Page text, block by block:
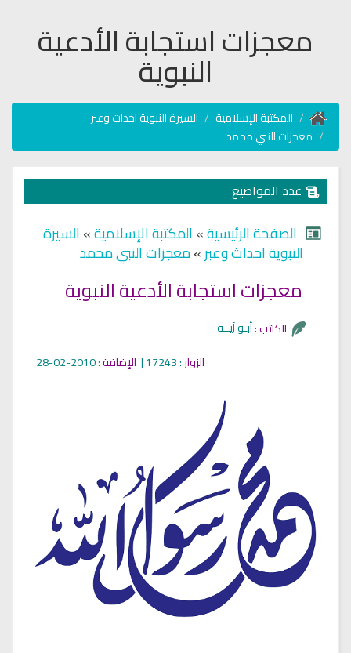
معجزات استجابة الأدعية
النبوية
المكتبة الإسلامية
السيرة النبوية احداث وعبر
معجزات النبي محمد
عدد المواضيع
الصفحة الرئيسية»المكتبة الإسلامية»السيرة
النبوية احداث وعبر»معجزات النبي محمد
الكاتب :
الزوار: 17243 | الإضافة: 2010-02-28